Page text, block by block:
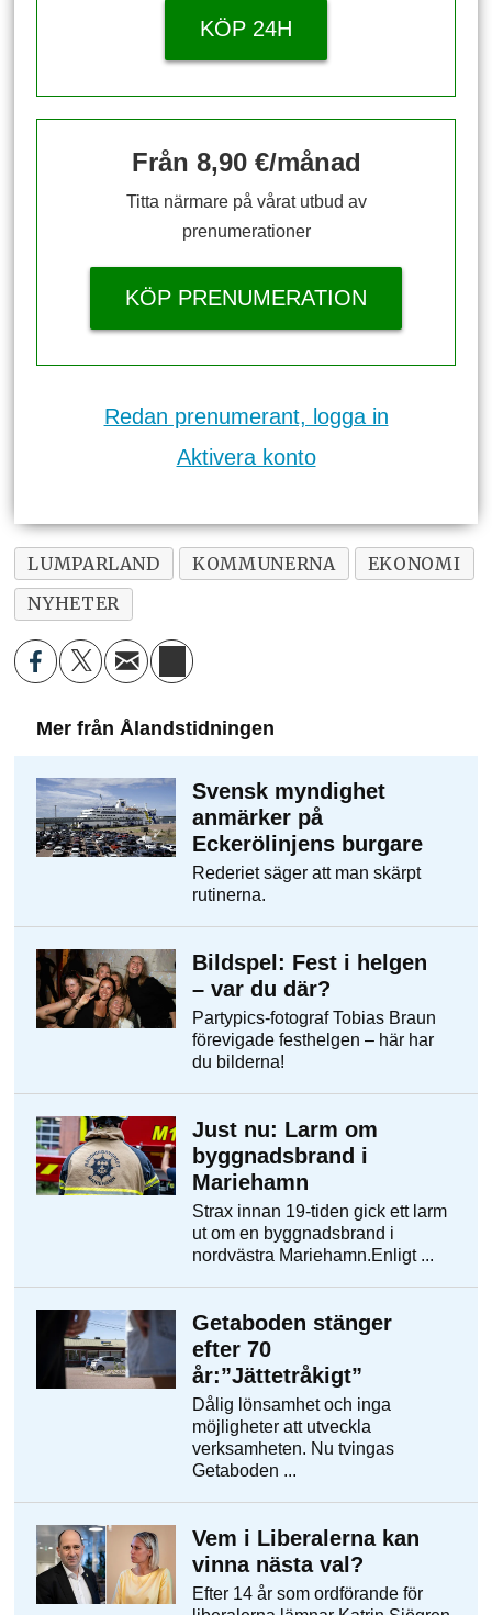
KÖP 24H
Från 8,90 €/månad
Titta närmare på vårat utbud av
prenumerationer
KÖP PRENUMERATION
Redan prenumerant, logga in
Aktivera konto
LUMPARLAND KOMMUNERNA
EKONOMI
NYHETER